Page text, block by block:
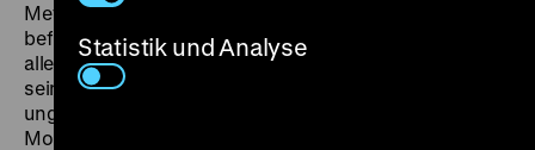
Metaphorik und der Symbolismus des Werkes heute
befremdlich wirken, so beeindruckt
allein durch die Ernsthaftigkeit und die Dringlichkeit
seines Appells. Gance erweist sich mit seinem
ungeheuren Einfallsreichtum, seiner innovativen
Montage, der expressiven Bildsprache und Lichtregie
Statistik und Analyse